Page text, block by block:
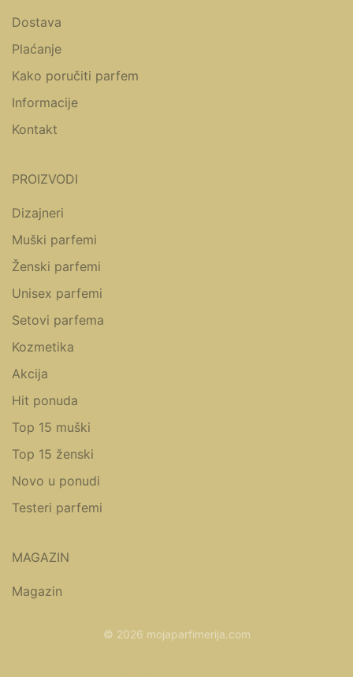
Dostava
Plaćanje
Kako poručiti parfem
Informacije
Kontakt
PROIZVODI
Dizajneri
Muški parfemi
Ženski parfemi
Unisex parfemi
Setovi parfema
Kozmetika
Akcija
Hit ponuda
Top 15 muški
Top 15 ženski
Novo u ponudi
Testeri parfemi
MAGAZIN
Magazin
© 2026 mojaparfimerija.com